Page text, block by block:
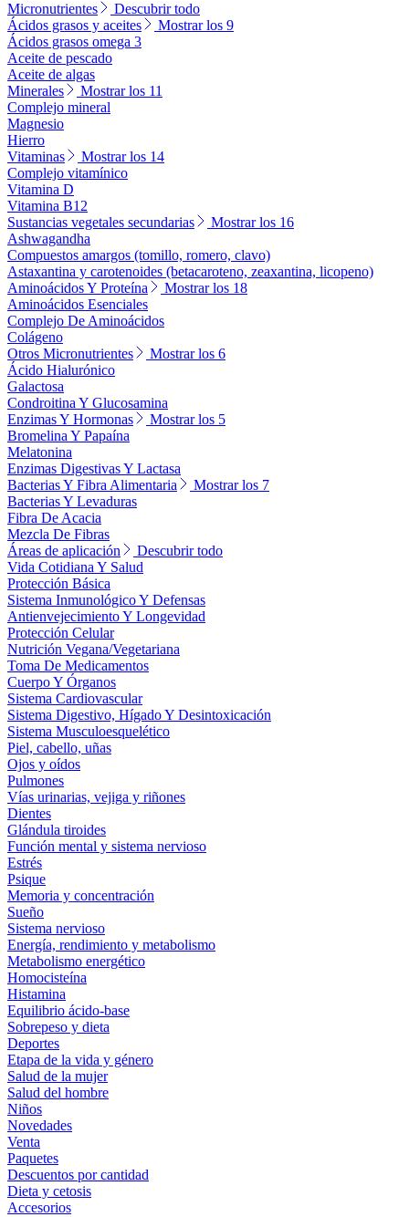
Micronutrientes
Descubrir todo
Ácidos grasos y aceites
Mostrar los 9
Ácidos grasos omega 3
Aceite de pescado
Aceite de algas
Minerales
Mostrar los 11
Complejo mineral
Magnesio
Hierro
Vitaminas
Mostrar los 14
Complejo vitamínico
Vitamina D
Vitamina B12
Sustancias vegetales secundarias
Mostrar los 16
Ashwagandha
Compuestos amargos (tomillo, romero, clavo)
Astaxantina y carotenoides (betacaroteno, zeaxantina, licopeno)
Aminoácidos Y Proteína
Mostrar los 18
Aminoácidos Esenciales
Complejo De Aminoácidos
Colágeno
Otros Micronutrientes
Mostrar los 6
Ácido Hialurónico
Galactosa
Condroitina Y Glucosamina
Enzimas Y Hormonas
Mostrar los 5
Bromelina Y Papaína
Melatonina
Enzimas Digestivas Y Lactasa
Bacterias Y Fibra Alimentaria
Mostrar los 7
Bacterias Y Levaduras
Fibra De Acacia
Mezcla De Fibras
Áreas de aplicación
Descubrir todo
Vida Cotidiana Y Salud
Protección Básica
Sistema Inmunológico Y Defensas
Antienvejecimiento Y Longevidad
Protección Celular
Nutrición Vegana/Vegetariana
Toma De Medicamentos
Cuerpo Y Órganos
Sistema Cardiovascular
Sistema Digestivo, Hígado Y Desintoxicación
Sistema Musculoesquelético
Piel, cabello, uñas
Ojos y oídos
Pulmones
Vías urinarias, vejiga y riñones
Dientes
Glándula tiroides
Función mental y sistema nervioso
Estrés
Psique
Memoria y concentración
Sueño
Sistema nervioso
Energía, rendimiento y metabolismo
Metabolismo energético
Homocisteína
Histamina
Equilibrio ácido-base
Sobrepeso y dieta
Deportes
Etapa de la vida y género
Salud de la mujer
Salud del hombre
Niños
Novedades
Venta
Paquetes
Descuentos por cantidad
Dieta y cetosis
Accesorios